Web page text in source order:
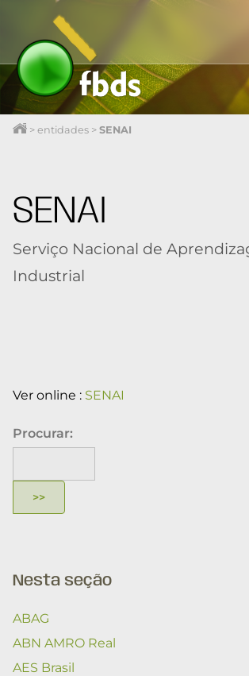
> entidades> SENAI
SENAI
Serviço Nacional de
Industrial
Ver online : SENAI
Procurar:
Nesta seção
ABAG
ABN AMRO Real
AES Brasil